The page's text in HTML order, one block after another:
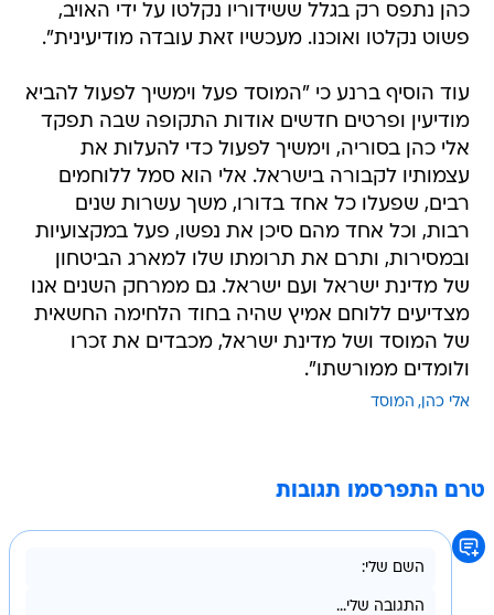
כהן נתפס רק בגלל ששידוריו נקלטו על ידי האויב,
פשוט נקלטו ואוכנו. מעכשיו זאת עובדה מודיעינית".
עוד הוסיף ברנע כי "המוסד פעל וימשיך לפעול להביא
מודיעין ופרטים חדשים אודות התקופה שבה תפקד
אלי כהן בסוריה, וימשיך לפעול כדי להעלות את
עצמותיו לקבורה בישראל. אלי הוא סמל ללוחמים
רבים, שפעלו כל אחד בדורו, משך עשרות שנים
רבות, וכל אחד מהם סיכן את נפשו, פעל במקצועיות
ובמסירות, ותרם את תרומתו שלו למארג הביטחון
של מדינת ישראל ועם ישראל. גם ממרחק השנים אנו
מצדיעים ללוחם אמיץ שהיה בחוד הלחימה החשאית
של המוסד ושל מדינת ישראל, מכבדים את זכרו
ולומדים ממורשתו".
אלי כהן המוסד
טרם התפרסמו תגובות